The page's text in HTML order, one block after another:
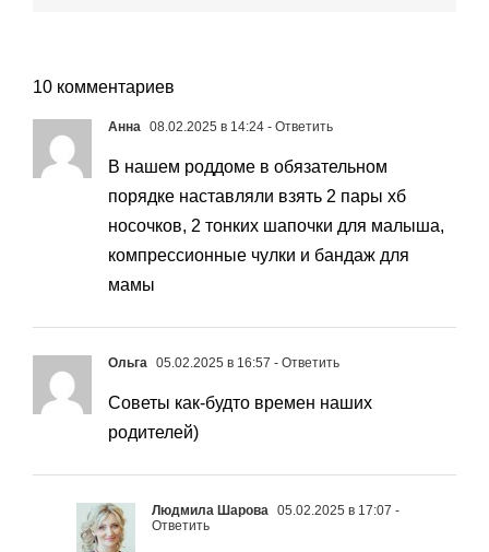
10 комментариев
Анна 08.02.2025 в 14:24 - Ответить
В нашем роддоме в обязательном
порядке наставляли взять 2 пары хб
носочков, 2 тонких шапочки для малыша,
компрессионные чулки и бандаж для
мамы
Ольга 05.02.2025 в 16:57 - Ответить
Советы как-будто времен наших
родителей)
Людмила Шарова 05.02.2025 в 17:07 -
Ответить